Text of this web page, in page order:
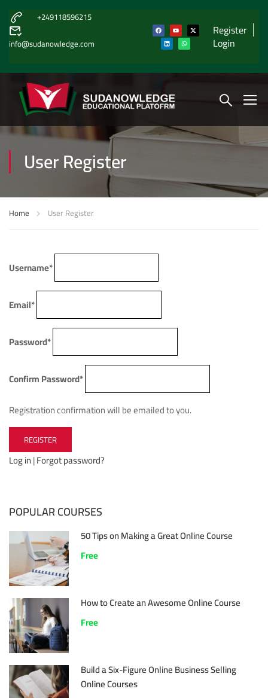
+249118596215
info@sudanowledge.com
Register
Login
User Register
Home User Register
Username*
Email*
Password*
Confirm Password*
Registration confirmation will be emailed to you.
Log in|Forgot password?
POPULAR COURSES
50 Tips on Making a Great Online Course
Free
How to Create an Awesome Online Course
Free
Build a Six-Figure Online Business Selling
Online Courses